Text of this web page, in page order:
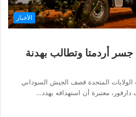
الأخبار
أردمتا وتطالب بهدنة
المتحدة قصف الجيش السوداني
دارفور، معتبرة أن استهدافه يهدد…